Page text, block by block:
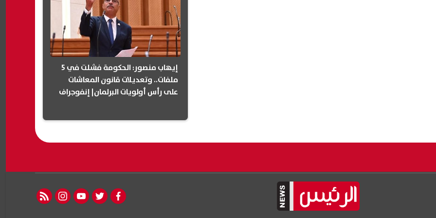
إيهاب منصور: الحكومة فشلت في 5
ملفات.. وتعديلات قانون المعاشات
على رأس أولويات البرلمان| إنفوجراف
facebook
twitter
youtube
instagram
rss feed